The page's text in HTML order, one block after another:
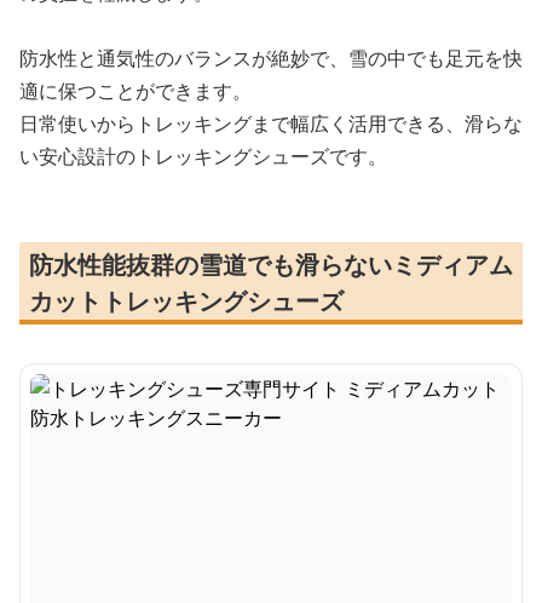
防水性と通気性のバランスが絶妙で、雪の中でも足元を快
適に保つことができます。
日常使いからトレッキングまで幅広く活用できる、滑らな
い安心設計のトレッキングシューズです。
防水性能抜群の雪道でも滑らないミディアム
カットトレッキングシューズ